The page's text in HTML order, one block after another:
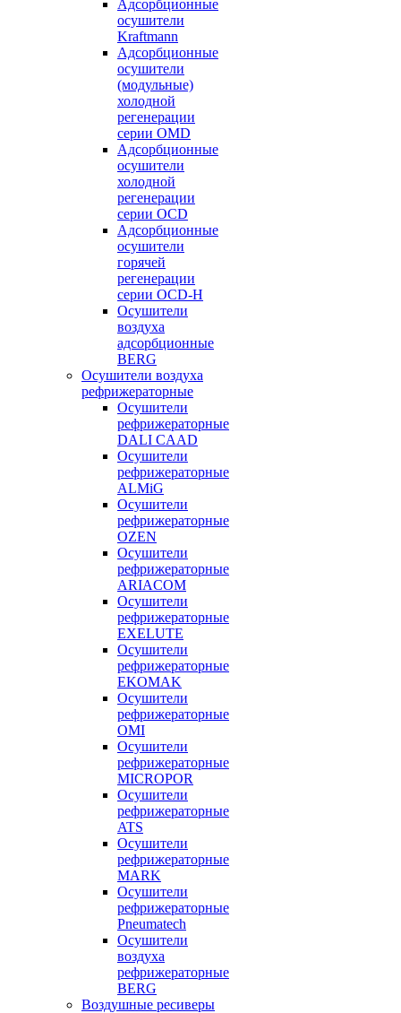
Адсорбционные
осушители
Kraftmann
Адсорбционные
осушители
(модульные)
холодной
регенерации
серии OMD
Адсорбционные
осушители
холодной
регенерации
серии OCD
Адсорбционные
осушители
горячей
регенерации
серии OСD-H
Осушители
воздуха
адсорбционные
BERG
Осушители воздуха
рефрижераторные
Осушители
рефрижераторные
DALI CAAD
Осушители
рефрижераторные
ALMiG
Осушители
рефрижераторные
OZEN
Осушители
рефрижераторные
ARIACOM
Осушители
рефрижераторные
EXELUTE
Осушители
рефрижераторные
EKOMAK
Осушители
рефрижераторные
OMI
Осушители
рефрижераторные
MICROPOR
Осушители
рефрижераторные
ATS
Осушители
рефрижераторные
MARK
Осушители
рефрижераторные
Pneumatech
Осушители
воздуха
рефрижераторные
BERG
Воздушные ресиверы